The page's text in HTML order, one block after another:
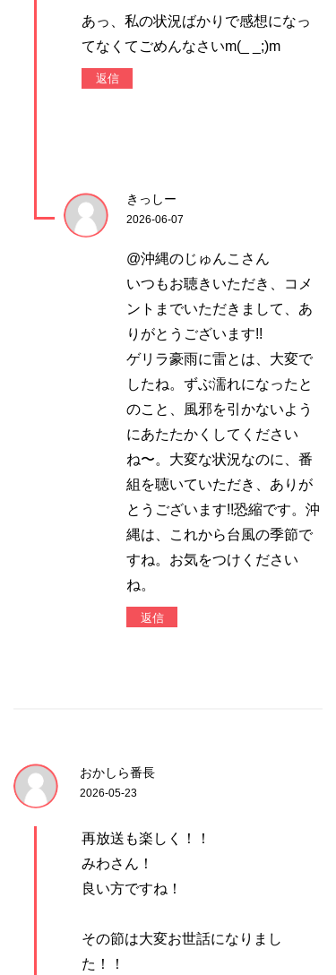
あっ、私の状況ばかりで感想になっ
てなくてごめんなさいm(_ _;)m
返信
きっしー
2026-06-07
@沖縄のじゅんこさん
いつもお聴きいただき、コメ
ントまでいただきまして、あ
りがとうございます!!
ゲリラ豪雨に雷とは、大変で
したね。ずぶ濡れになったと
のこと、風邪を引かないよう
にあたたかくしてください
ね〜。大変な状況なのに、番
組を聴いていただき、ありが
とうございます!!恐縮です。沖
縄は、これから台風の季節で
すね。お気をつけください
ね。
返信
おかしら番長
2026-05-23
再放送も楽しく！！
みわさん！
良い方ですね！
その節は大変お世話になりまし
た！！